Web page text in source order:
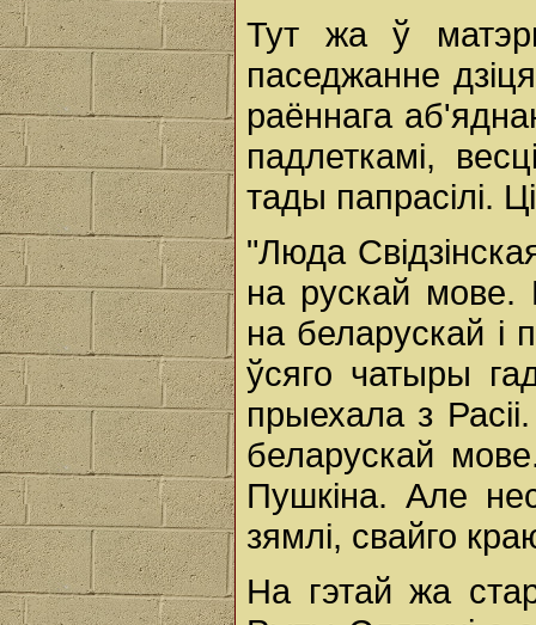
Тут жа ў
паседжанне
раённага
падлеткамі,
тады папрасілі.
"Люда
на рускай
на беларускай
ўсяго чатыры
прыехала з
беларускай
Пушкіна. Але
зямлі, свайго
На гэтай жа